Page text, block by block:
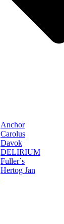
Anchor
Carolus
Davok
DELIRIUM
Fuller´s
Hertog Jan